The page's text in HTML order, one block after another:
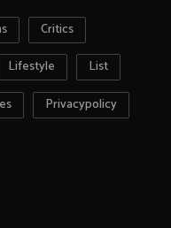
Critics
Lifestyle
List
Privacypolicy